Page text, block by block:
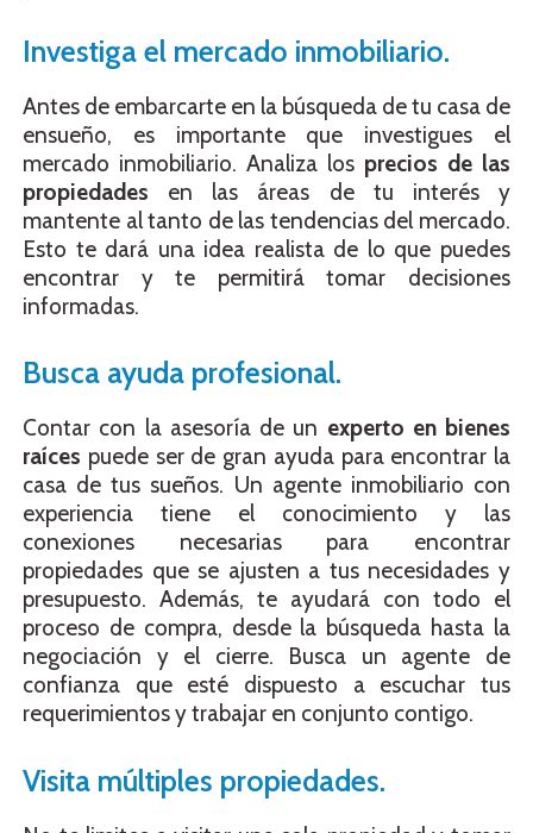
Investiga el mercado inmobiliario.
Antes de embarcarte en la búsqueda de tu casa de
ensueño, es importante que investigues el
mercado inmobiliario. Analiza los precios de las
propiedades en las áreas de tu interés y
mantente al tanto de las tendencias del mercado.
Esto te dará una idea realista de lo que puedes
encontrar y te permitirá tomar decisiones
informadas.
Busca ayuda profesional.
Contar con la asesoría de un experto en bienes
raíces puede ser de gran ayuda para encontrar la
casa de tus sueños. Un agente inmobiliario con
experiencia tiene el conocimiento y las
conexiones necesarias para encontrar
propiedades que se ajusten a tus necesidades y
presupuesto. Además, te ayudará con todo el
proceso de compra, desde la búsqueda hasta la
negociación y el cierre. Busca un agente de
confianza que esté dispuesto a escuchar tus
requerimientos y trabajar en conjunto contigo.
Visita múltiples propiedades.